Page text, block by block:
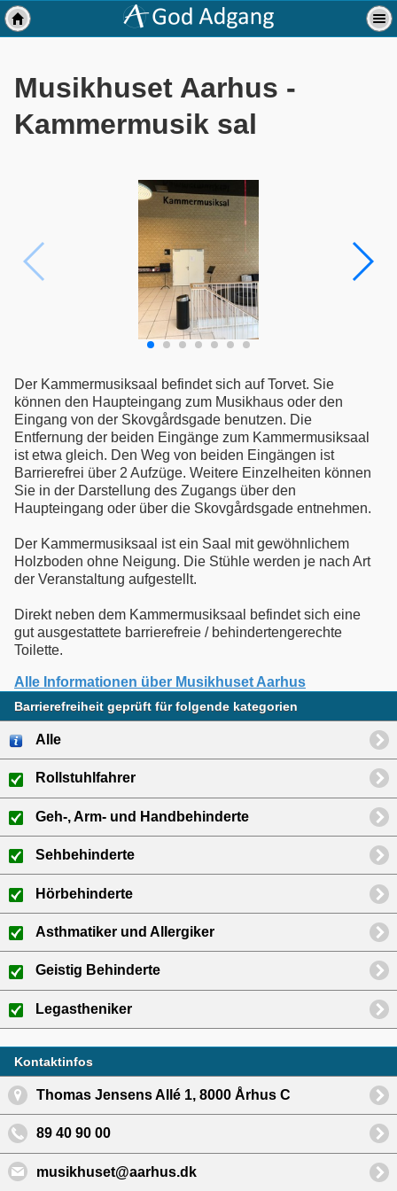
Musikhuset Aarhus -
Kammermusik sal
Der Kammermusiksaal befindet sich auf Torvet. Sie
können den Haupteingang zum Musikhaus oder den
Eingang von der Skovgårdsgade benutzen. Die
Entfernung der beiden Eingänge zum Kammermusiksaal
ist etwa gleich. Den Weg von beiden Eingängen ist
Barrierefrei über 2 Aufzüge. Weitere Einzelheiten können
Sie in der Darstellung des Zugangs über den
Haupteingang oder über die Skovgårdsgade entnehmen.
Der Kammermusiksaal ist ein Saal mit gewöhnlichem
Holzboden ohne Neigung. Die Stühle werden je nach Art
der Veranstaltung aufgestellt.
Direkt neben dem Kammermusiksaal befindet sich eine
gut ausgestattete barrierefreie / behindertengerechte
Toilette.
Alle Informationen über Musikhuset Aarhus
Barrierefreiheit geprüft für folgende kategorien
Alle
Rollstuhlfahrer
Geh-, Arm- und Handbehinderte
Sehbehinderte
Hörbehinderte
Asthmatiker und Allergiker
Geistig Behinderte
Legastheniker
Kontaktinfos
Thomas Jensens Allé 1, 8000 Århus C
89 40 90 00
musikhuset@aarhus.dk